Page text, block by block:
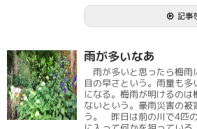
記事
雨が多いなあ
雨が多いと思ったら梅雨
目の早さという。雨量も
になる。梅雨が明けるの
ないという。豪雨災害の被
う。 昨日は前の川で4匹